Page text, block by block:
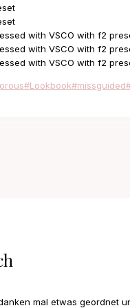
#Lookbook#missguided
mal etwas geordnet